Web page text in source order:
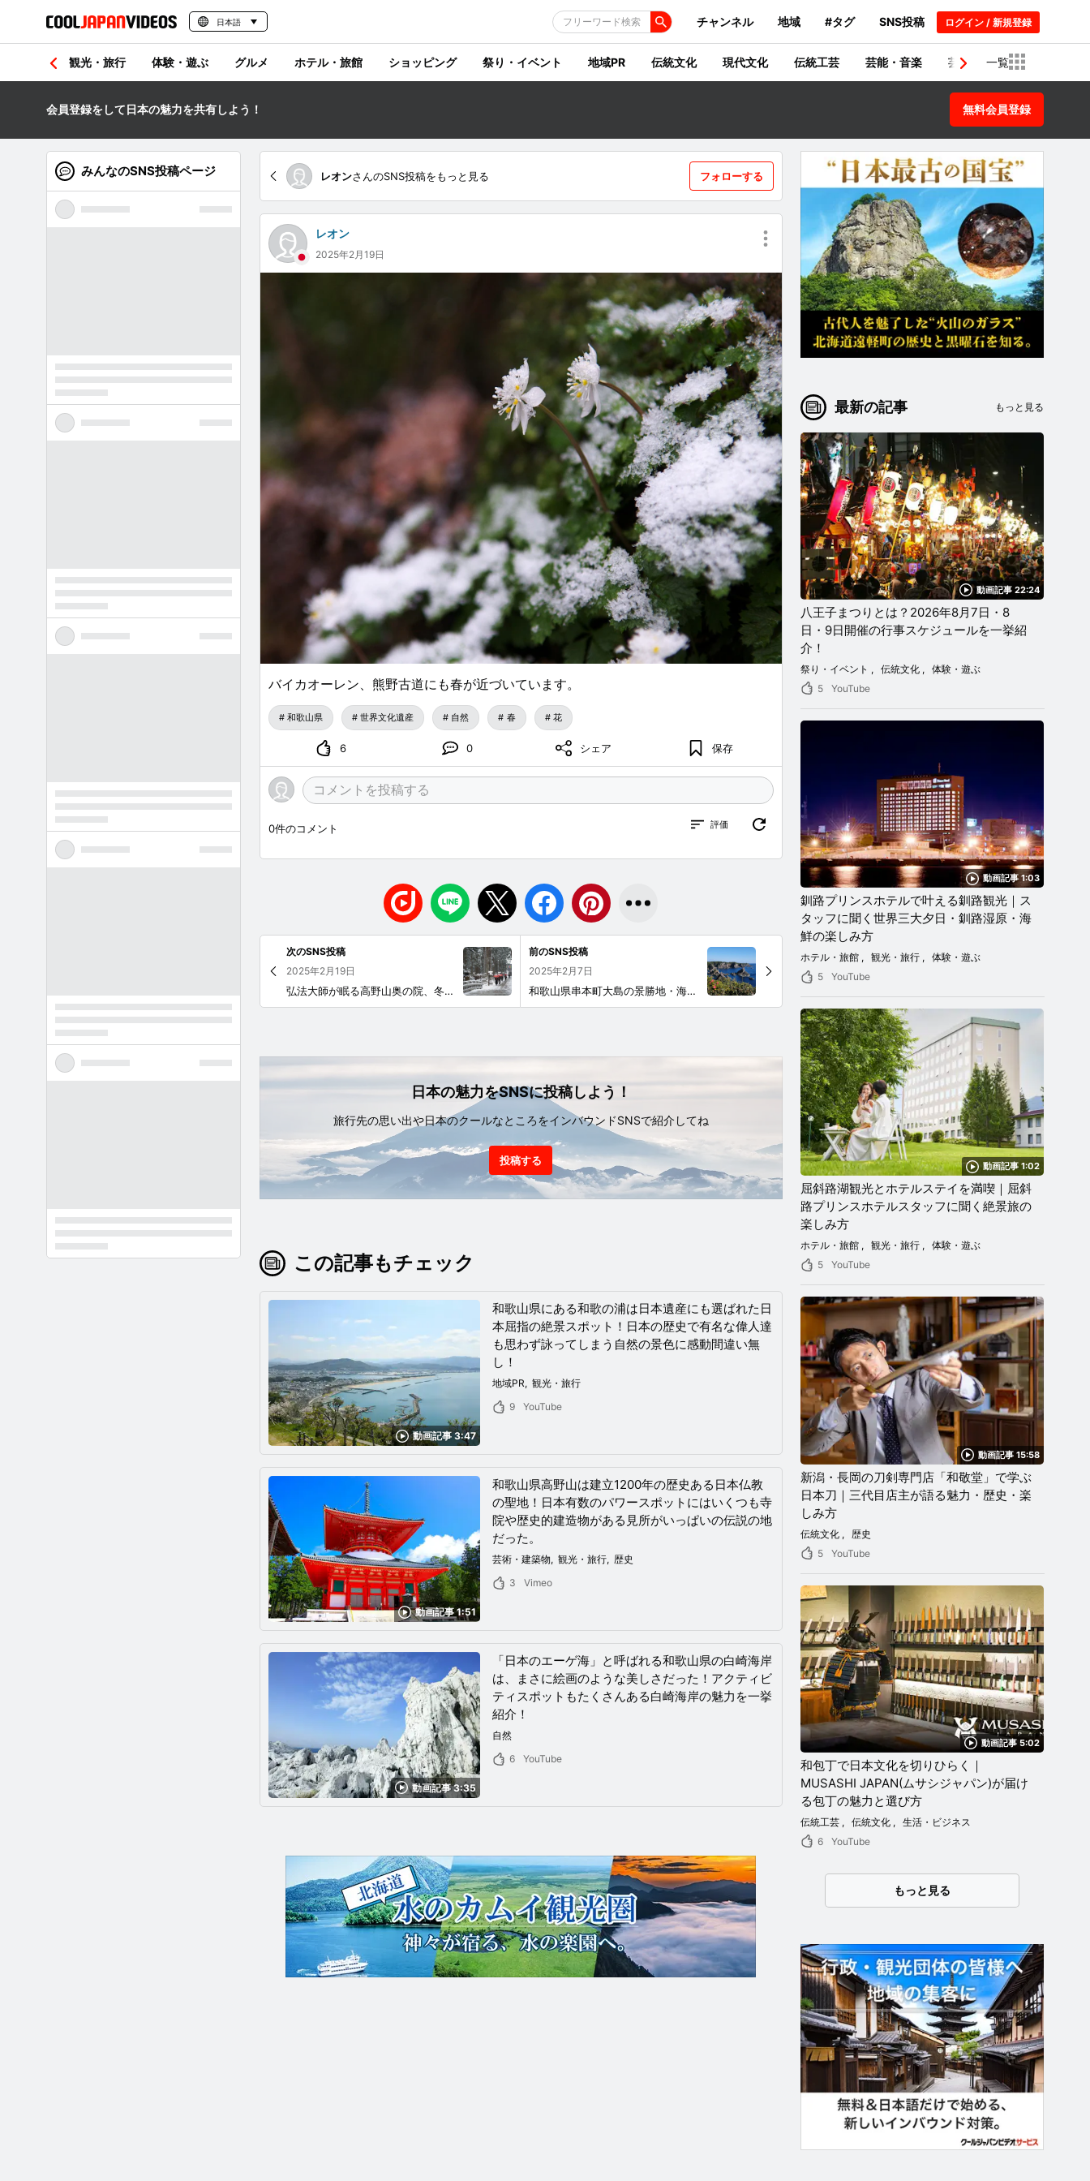
日本語 フリーワード検索 チャンネル 地域 #タグ SNS投稿 ログイン / 新規登録
観光・旅行 体験・遊ぶ グルメ ホテル・旅館 ショッピング 祭り・イベント 地域PR 伝統文化 現代文化 伝統工芸 芸能・音楽 芸術・建築物
一覧
会員登録をして日本の魅力を共有しよう！ 無料会員登録
レオンさんのSNS投稿をもっと見る フォローする
レオン
2025年2月19日
バイカオーレン、熊野古道にも春が近づいています。
和歌山県 世界文化遺産 自然 春 花
6 0 シェア 保存
0件のコメント 評価
次のSNS投稿
2025年2月19日
弘法大師が眠る高野山奥の院、冬でも参詣の人が絶えません。
前のSNS投稿
2025年2月7日
和歌山県串本町大島の景勝地・海金剛です。 断崖の先に見えているのは樫野崎灯台です。 ここは磯釣りの有名地でもあります。
日本の魅力をSNSに投稿しよう！
旅行先の思い出や日本のクールなところをインバウンドSNSで紹介してね
投稿する
この記事もチェック
動画記事 3:47
和歌山県にある和歌の浦は日本遺産にも選ばれた日
本屈指の絶景スポット！日本の歴史で有名な偉人達
も思わず詠ってしまう自然の景色に感動間違い無
し！
地域PR
観光・旅行
9
YouTube
動画記事 1:51
和歌山県高野山は建立1200年の歴史ある日本仏教
の聖地！日本有数のパワースポットにはいくつも寺
院や歴史的建造物がある見所がいっぱいの伝説の地
だった。
芸術・建築物 観光・旅行
歴史
3
Vimeo
動画記事 3:35
「日本のエーゲ海」と呼ばれる和歌山県の白崎海岸
は、まさに絵画のような美しさだった！アクティビ
ティスポットもたくさんある白崎海岸の魅力を一挙
紹介！
自然
6
YouTube
みんなのSNS投稿ページ
最新の記事 もっと見る
動画記事 22:24
八王子まつりとは？2026年8月7日・8
日・9日開催の行事スケジュールを一挙紹
介！
祭り・イベント 伝統文化
体験・遊ぶ
5
YouTube
動画記事 1:03
釧路プリンスホテルで叶える釧路観光｜ス
タッフに聞く世界三大夕日・釧路湿原・海
鮮の楽しみ方
ホテル・旅館 観光・旅行
体験・遊ぶ
5
YouTube
動画記事 1:02
屈斜路湖観光とホテルステイを満喫｜屈斜
路プリンスホテルスタッフに聞く絶景旅の
楽しみ方
ホテル・旅館 観光・旅行
体験・遊ぶ
5
YouTube
動画記事 15:58
新潟・長岡の刀剣専門店「和敬堂」で学ぶ
日本刀｜三代目店主が語る魅力・歴史・楽
しみ方
伝統文化
歴史
5
YouTube
動画記事 5:02
和包丁で日本文化を切りひらく｜
MUSASHI JAPAN(ムサシジャパン)が届け
る包丁の魅力と選び方
伝統工芸 伝統文化
生活・ビジネス
6
YouTube
もっと見る